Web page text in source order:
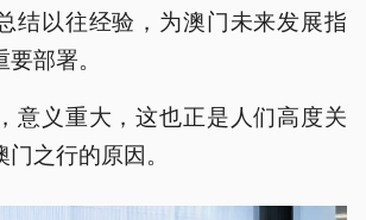
结以往经验，为澳门未来发展指
部署。
意义重大，这也正是人们高度关
之行的原因。